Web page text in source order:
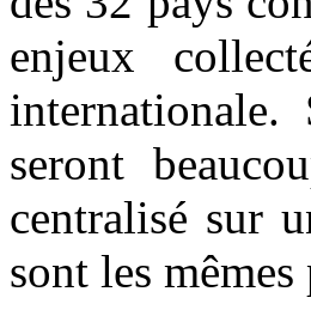
enjeux
seront
centralisé sur
sont les